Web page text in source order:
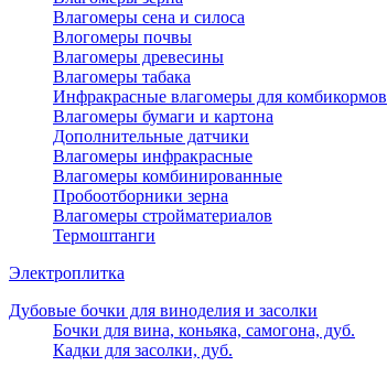
Влагомеры сена и силоса
Влогомеры почвы
Влагомеры древесины
Влагомеры табака
Инфракрасные влагомеры для комбикормов
Влагомеры бумаги и картона
Дополнительные датчики
Влагомеры инфракрасные
Влагомеры комбинированные
Пробоотборники зерна
Влагомеры стройматериалов
Термоштанги
Электроплитка
Дубовые бочки для виноделия и засолки
Бочки для вина, коньяка, самогона, дуб.
Кадки для засолки, дуб.